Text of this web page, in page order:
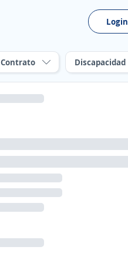
Login
Contrato Discapacidad